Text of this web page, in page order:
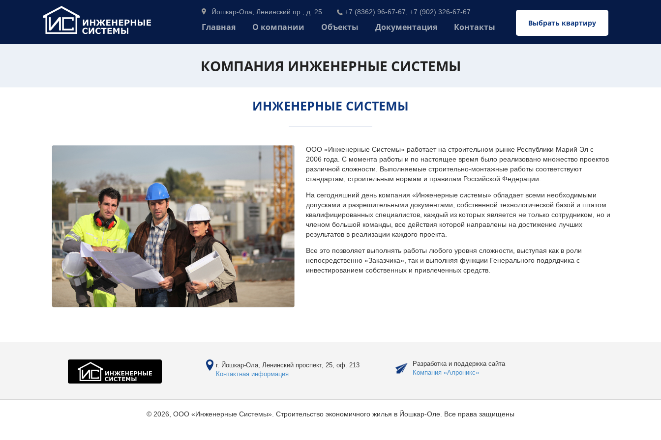
Выбрать квартиру
Йошкар-Ола, Ленинский пр., д. 25 +7 (8362) 96-67-67, +7 (902) 326-67-67
Главная О компании Объекты Документация Контакты
КОМПАНИЯ ИНЖЕНЕРНЫЕ СИСТЕМЫ
ИНЖЕНЕРНЫЕ СИСТЕМЫ
ООО «Инженерные Системы» работает на строительном рынке Республики Марий Эл с
2006 года. С момента работы и по настоящее время было реализовано множество проектов
различной сложности. Выполняемые строительно-монтажные работы соответствуют
стандартам, строительным нормам и правилам Российской Федерации.
На сегодняшний день компания «Инженерные системы» обладает всеми необходимыми
допусками и разрешительными документами, собственной технологической базой и штатом
квалифицированных специалистов, каждый из которых является не только сотрудником, но и
членом большой команды, все действия которой направлены на достижение лучших
результатов в реализации каждого проекта.
Все это позволяет выполнять работы любого уровня сложности, выступая как в роли
непосредственно «Заказчика», так и выполняя функции Генерального подрядчика с
инвестированием собственных и привлеченных средств.
г. Йошкар-Ола, Ленинский проспект, 25, оф. 213
Контактная информация
Разработка и поддержка сайта
Компания «Алроникс»
© 2026, ООО «Инженерные Системы». Строительство экономичного жилья в Йошкар-Оле. Все права защищены